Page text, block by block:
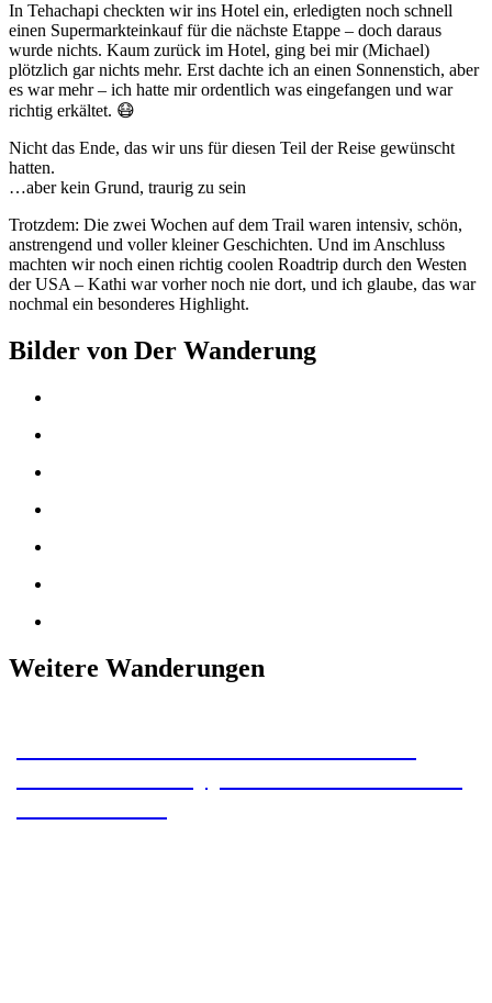
In Tehachapi checkten wir ins Hotel ein, erledigten noch schnell
einen Supermarkteinkauf für die nächste Etappe – doch daraus
wurde nichts. Kaum zurück im Hotel, ging bei mir (Michael)
plötzlich gar nichts mehr. Erst dachte ich an einen Sonnenstich, aber
es war mehr – ich hatte mir ordentlich was eingefangen und war
richtig erkältet. 😷
Nicht das Ende, das wir uns für diesen Teil der Reise gewünscht
hatten.
…aber kein Grund, traurig zu sein
Trotzdem: Die zwei Wochen auf dem Trail waren intensiv, schön,
anstrengend und voller kleiner Geschichten. Und im Anschluss
machten wir noch einen richtig coolen Roadtrip durch den Westen
der USA – Kathi war vorher noch nie dort, und ich glaube, das war
nochmal ein besonderes Highlight.
Bilder von Der Wanderung
Weitere Wanderungen